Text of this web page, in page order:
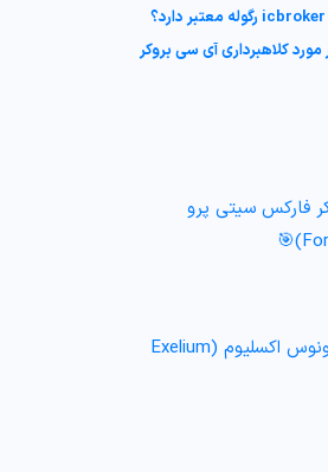
فارکس سیتی پرو
🎯آشنایی با بونوس اکسلیوم (Exelium